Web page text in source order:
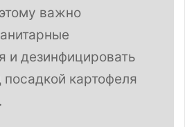
важно
и дезинфицировать
картофеля